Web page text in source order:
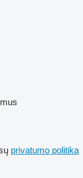
privatumo politika